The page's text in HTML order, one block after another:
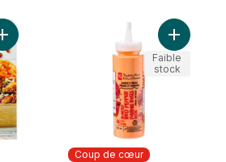
Ajouter Bœuf Picadillo Enchil-Empila-Da
Coup de cœur
Ajouter
Faible
stock